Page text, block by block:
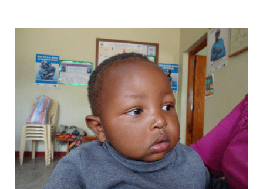
bella
storia
dal
dispensario
Sirima,
in
Kenya